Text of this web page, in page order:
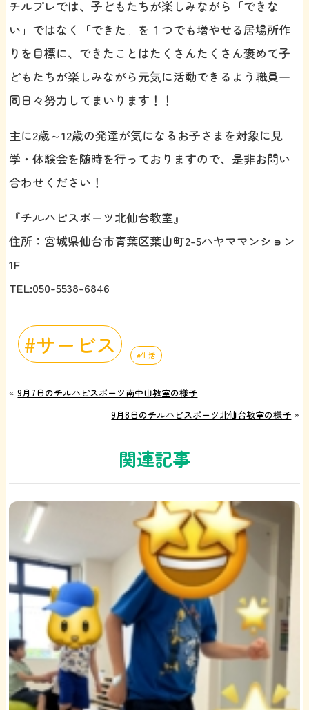
チルプレでは、子どもたちが楽しみながら「できな
い」ではなく「できた」を１つでも増やせる居場所作
りを目標に、できたことはたくさんたくさん褒めて子
どもたちが楽しみながら元気に活動できるよう職員一
同日々努力してまいります！！
主に2歳～12歳の発達が気になるお子さまを対象に見
学・体験会を随時を行っておりますので、是非お問い
合わせください！
『チルハピスポーツ北仙台教室』
住所：宮城県仙台市青葉区葉山町2-5ハヤママンション
1F
TEL:050-5538-6846
サービス 生活
«9月7日のチルハピスポーツ南中山教室の様子
9月8日のチルハピスポーツ北仙台教室の様子 »
関連記事